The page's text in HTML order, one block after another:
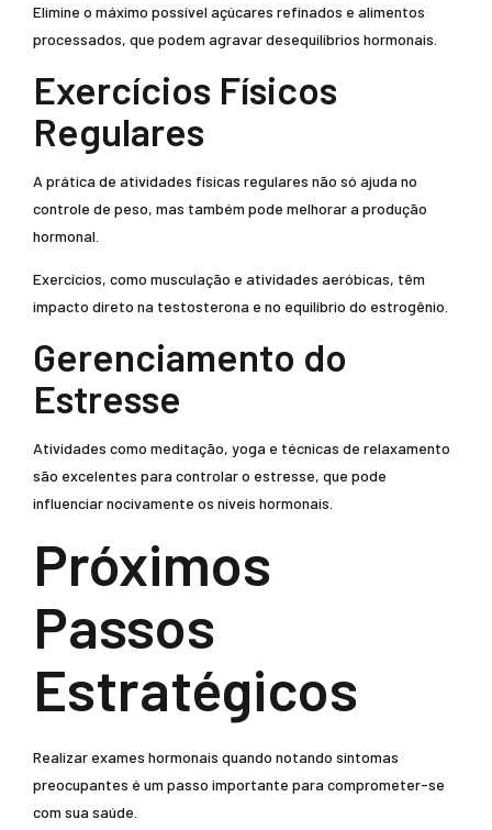
Elimine o máximo possível açúcares refinados e alimentos
processados, que podem agravar desequilíbrios hormonais.
Exercícios Físicos
Regulares
A prática de atividades físicas regulares não só ajuda no
controle de peso, mas também pode melhorar a produção
hormonal.
Exercícios, como musculação e atividades aeróbicas, têm
impacto direto na testosterona e no equilíbrio do estrogênio.
Gerenciamento do
Estresse
Atividades como meditação, yoga e técnicas de relaxamento
são excelentes para controlar o estresse, que pode
influenciar nocivamente os níveis hormonais.
Próximos
Passos
Estratégicos
Realizar exames hormonais quando notando sintomas
preocupantes é um passo importante para comprometer-se
com sua saúde.